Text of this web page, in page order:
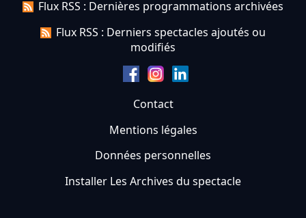
Flux RSS : Dernières programmations archivées
Flux RSS : Derniers spectacles ajoutés ou
modifiés
Contact
Mentions légales
Données personnelles
Installer Les Archives du spectacle